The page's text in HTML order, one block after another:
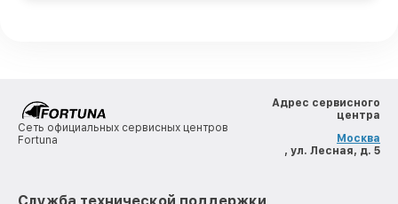
Сеть официальных сервисных центров
Fortuna
Адрес сервисного
центра
Москва
, ул. Лесная, д. 5